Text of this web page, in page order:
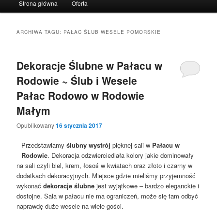
główne
Przeskocz
Przeskocz
Strona główna Oferta
ARCHIWA TAGU: PAŁAC ŚLUB WESELE POMORSKIE
Dekoracje Ślubne w Pałacu w
Rodowie ~ Ślub i Wesele
Pałac Rodowo w Rodowie
Małym
Opublikowany16 stycznia 2017
Przedstawiamyślubny wystrój pięknej sali w Pałacu w
Rodowie. Dekoracja odzwierciedlała kolory jakie dominowały
na sali czyli biel, krem, łosoś w kwiatach oraz złoto i czarny w
dodatkach dekoracyjnych. Miejsce gdzie mieliśmy przyjemność
wykonaćdekoracje ślubne jest wyjątkowe – bardzo eleganckie i
dostojne. Sala w pałacu nie ma ograniczeń, może się tam odbyć
naprawdę duże wesele na wiele gości.